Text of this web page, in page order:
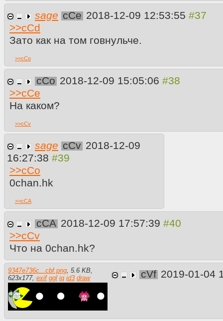
sage cCe 2018-12-09 12:53:55
>>cCd
Зато как на том говнульче.
>>cCo
cCo 2018-12-09 15:05:06
>>cCe
На каком?
>>cCv
sage cCv 2018-12-09
16:27:38
>>cCo
0chan.hk
>>cCA
cCA 2018-12-09 17:57:39
>>cCv
Что на 0chan.hk?
9347e736c...cbf.png 5.6 KB
623x177, exif ggl iq id3 draw cVf 2019-01-04